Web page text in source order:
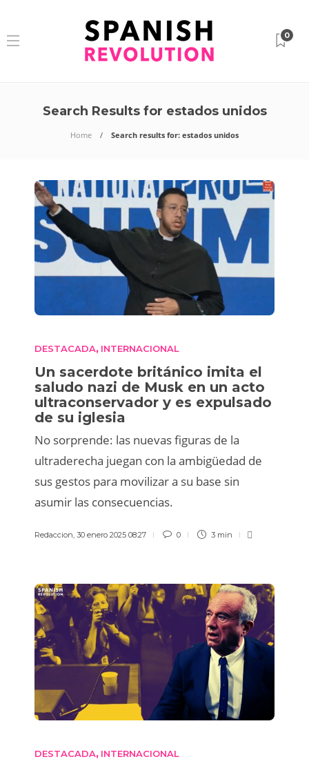
0
Search Results for estados unidos
Home Search results for: estados unidos
DESTACADA, INTERNACIONAL
Un sacerdote británico imita el
saludo nazi de Musk en un acto
ultraconservador y es expulsado
de su iglesia
No sorprende: las nuevas figuras de la
ultraderecha juegan con la ambigüedad de
sus gestos para movilizar a su base sin
asumir las consecuencias.
Redaccion 30 enero 2025 08:27 0 3 min
DESTACADA, INTERNACIONAL